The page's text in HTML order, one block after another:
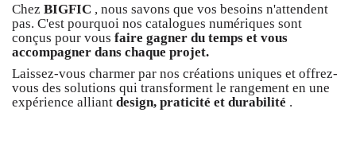
Chez BIGFIC , nous savons que vos besoins n'attendent
pas. C'est pourquoi nos catalogues numériques sont
conçus pour vous faire gagner du temps et vous
accompagner dans chaque projet.
Laissez-vous charmer par nos créations uniques et offrez-
vous des solutions qui transforment le rangement en une
expérience alliant design, praticité et durabilité .